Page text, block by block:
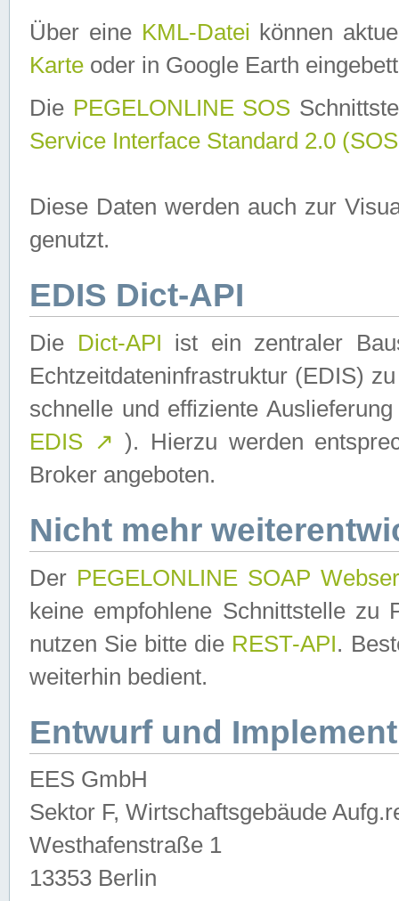
Über eine KML-Datei können
Karte oder in Google Earth
Die PEGELONLINE SOS
Service Interface Standard 2.0
Diese Daten werden auch zur
genutzt.
EDIS Dict-API
Die Dict-API ist ein zentraler
Echtzeitdateninfrastruktur (EDIS)
schnelle und effiziente
EDIS ↗ ). Hierzu werden
Broker angeboten.
Nicht mehr
Der PEGELONLINE SOAP
keine empfohlene Schnittstelle zu
nutzen Sie bitte die REST-API.
weiterhin bedient.
Entwurf und
EES GmbH
Sektor F, Wirtschaftsgebäude
Westhafenstraße 1
13353 Berlin